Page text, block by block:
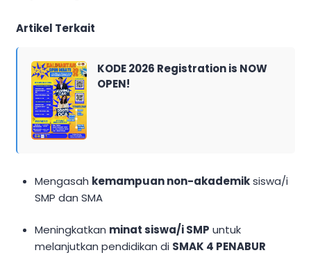
Artikel Terkait
KODE 2026 Registration is NOW
OPEN!
Mengasah kemampuan non-akademiksiswa/i
SMP dan SMA
Meningkatkan minat siswa/i SMP untuk
melanjutkan pendidikan di SMAK 4 PENABUR